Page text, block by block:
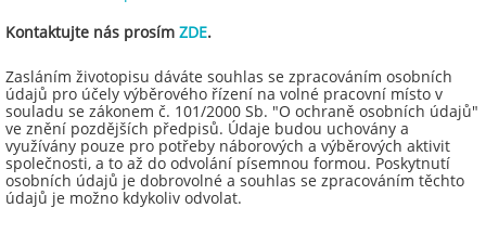
Kontaktujte nás prosím ZDE.
Zasláním životopisu dáváte souhlas se zpracováním osobních
údajů pro účely výběrového řízení na volné pracovní místo v
souladu se zákonem č. 101/2000 Sb. "O ochraně osobních údajů"
ve znění pozdějších předpisů. Údaje budou uchovány a
využívány pouze pro potřeby náborových a výběrových aktivit
společnosti, a to až do odvolání písemnou formou. Poskytnutí
osobních údajů je dobrovolné a souhlas se zpracováním těchto
údajů je možno kdykoliv odvolat.